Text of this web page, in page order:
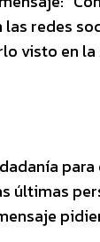
redes
visto en la
últimas